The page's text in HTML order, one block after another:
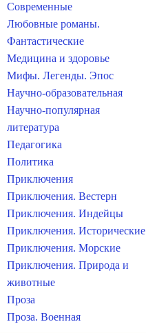
Современные
Любовные романы.
Фантастические
Медицина и здоровье
Мифы. Легенды. Эпос
Научно-образовательная
Научно-популярная
литература
Педагогика
Политика
Приключения
Приключения. Вестерн
Приключения. Индейцы
Приключения. Исторические
Приключения. Морские
Приключения. Природа и
животные
Проза
Проза. Военная